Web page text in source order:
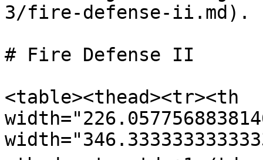
3/fire-defense-ii.md).
# Fire Defense II
<table><thead><tr><th